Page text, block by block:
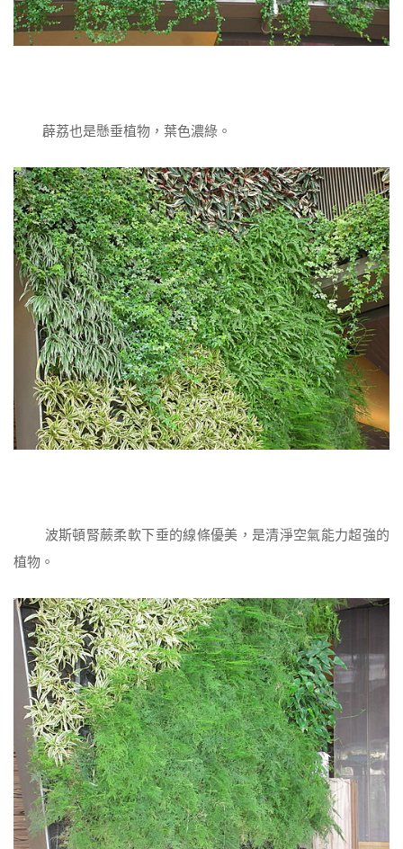
薜荔也是懸垂植物，葉色濃綠。
波斯頓腎蕨柔軟下垂的線條優美，是清淨空氣能力超強的
植物。